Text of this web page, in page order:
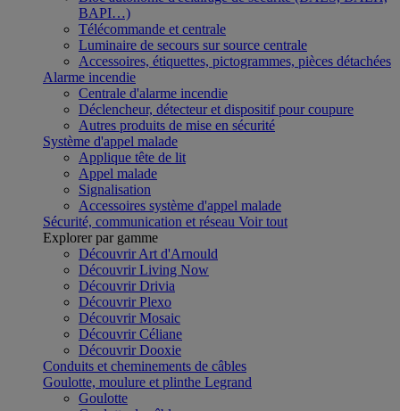
BAPI…)
Télécommande et centrale
Luminaire de secours sur source centrale
Accessoires, étiquettes, pictogrammes, pièces détachées
Alarme incendie
Centrale d'alarme incendie
Déclencheur, détecteur et dispositif pour coupure
Autres produits de mise en sécurité
Système d'appel malade
Applique tête de lit
Appel malade
Signalisation
Accessoires système d'appel malade
Sécurité, communication et réseau Voir tout
Explorer par gamme
Découvrir Art d'Arnould
Découvrir Living Now
Découvrir Drivia
Découvrir Plexo
Découvrir Mosaic
Découvrir Céliane
Découvrir Dooxie
Conduits et cheminements de câbles
Goulotte, moulure et plinthe Legrand
Goulotte